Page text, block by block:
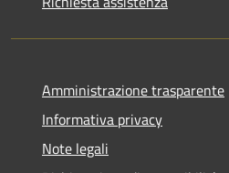
Amministrazione trasparente
Informativa privacy
Note legali